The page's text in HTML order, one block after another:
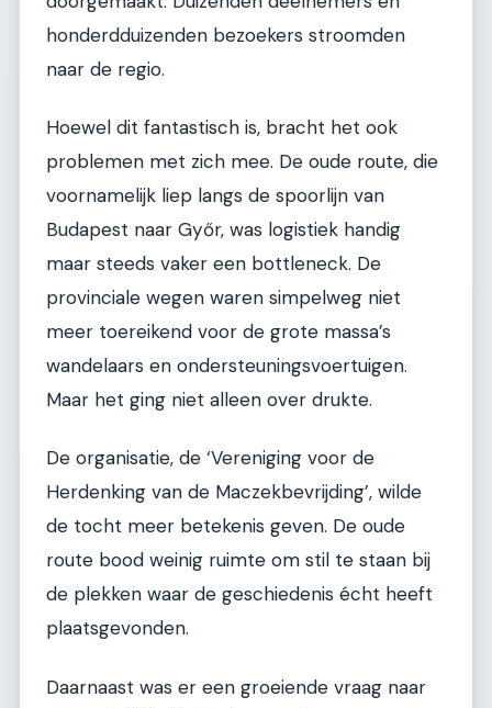
honderdduizenden bezoekers stroomden
naar de regio.
Hoewel dit fantastisch is, bracht het ook
problemen met zich mee. De oude route, die
voornamelijk liep langs de spoorlijn van
Budapest naar Győr, was logistiek handig
maar steeds vaker een bottleneck. De
provinciale wegen waren simpelweg niet
meer toereikend voor de grote massa’s
wandelaars en ondersteuningsvoertuigen.
Maar het ging niet alleen over drukte.
De organisatie, de ‘Vereniging voor de
Herdenking van de Maczekbevrijding’, wilde
de tocht meer betekenis geven. De oude
route bood weinig ruimte om stil te staan bij
de plekken waar de geschiedenis écht heeft
plaatsgevonden.
Daarnaast was er een groeiende vraag naar